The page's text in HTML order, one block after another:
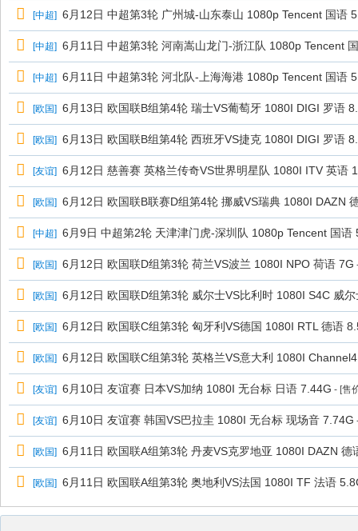
[中超] 6月12日 中超第3轮 广州城-山东泰山 1080p Tencent 国语
[中超] 6月11日 中超第3轮 河南嵩山龙门-浙江队 1080p Tencent
[中超] 6月11日 中超第3轮 河北队-上海海港 1080p Tencent 国语
[欧国] 6月13日 欧国联B组第4轮 瑞士VS葡萄牙 1080I DIGI 罗语
[欧国] 6月13日 欧国联B组第4轮 西班牙VS捷克 1080I DIGI 罗语
[友谊] 6月12日 慈善赛 英格兰传奇VS世界明星队 1080I ITV 英语
[欧国] 6月12日 欧国联B联赛D组第4轮 挪威VS瑞典 1080I DAZN
[中超] 6月9日 中超第2轮 天津津门虎-深圳队 1080p Tencent 国语
[欧国] 6月12日 欧国联D组第3轮 荷兰VS波兰 1080I NPO 荷语 7G
[欧国] 6月12日 欧国联D组第3轮 威尔士VS比利时 1080I S4C 威
[欧国] 6月12日 欧国联C组第3轮 匈牙利VS德国 1080I RTL 德语
[欧国] 6月12日 欧国联C组第3轮 英格兰VS意大利 1080I
[友谊] 6月10日 友谊赛 日本VS加纳 1080I 无台标 日语 7.44G - [售
[友谊] 6月10日 友谊赛 韩国VS巴拉圭 1080I 无台标 现场音 7.74G
[欧国] 6月11日 欧国联A组第3轮 丹麦VS克罗地亚 1080I DAZN 德
[欧国] 6月11日 欧国联A组第3轮 奥地利VS法国 1080I TF 法语